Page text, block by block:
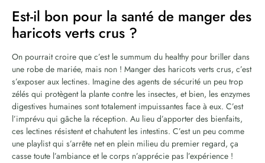
Est-il bon pour la santé de manger des
haricots verts crus ?
On pourrait croire que c’est le summum du healthy pour briller dans
une robe de mariée, mais non ! Manger des haricots verts crus, c’est
s’exposer aux lectines. Imagine des agents de sécurité un peu trop
zélés qui protègent la plante contre les insectes, et bien, les enzymes
digestives humaines sont totalement impuissantes face à eux. C’est
l’imprévu qui gâche la réception. Au lieu d’apporter des bienfaits,
ces lectines résistent et chahutent les intestins. C’est un peu comme
une playlist qui s’arrête net en plein milieu du premier regard, ça
casse toute l’ambiance et le corps n’apprécie pas l’expérience !